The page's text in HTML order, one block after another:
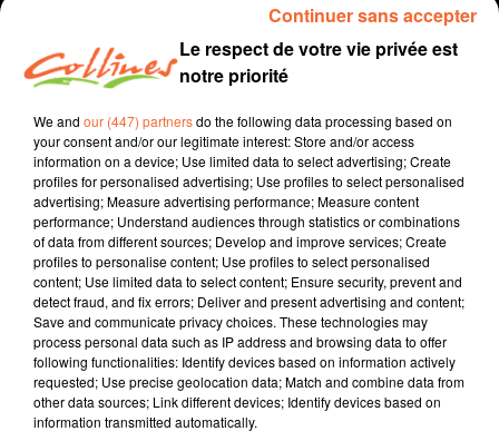
23 février 2026 - 12 min 40 sec
JOURNAL DU LUNDI 23 FÉVRIER (MIDI)
Fabien Gazeau
L'info près de chez vous
Présenté par Fabien Gazeau
- C'est à Bocapole que nous passons ce début de
journal, avec un événement à venir, la soirée Prestige
du CJD le 5 mars et un retour sur la soirée anniversaire
des 20 ans, très réussie avec Suzanne
- Le festival Melting Potes a annoncé sa tête d'affiche
pour la 6e édition les 17 et 18 juillet. Coeur de pirate se
Le respect de votre vie privée est
notre priorité
We and our (447) partnersdo the following data processing based on
your consent and/or our legitimate interest: Store and/or access
information on a device; Use limited data to select advertising; Create
profiles for personalised advertising; Use profiles to select personalised
advertising; Measure advertising performance; Measure content
performance; Understand audiences through statistics or combinations
of data from different sources; Develop and improve services; Create
profiles to personalise content; Use profiles to select personalised
content; Use limited data to select content; Ensure security, prevent and
detect fraud, and fix errors; Deliver and present advertising and content;
Save and communicate privacy choices. These technologies may
process personal data such as IP address and browsing data to offer
following functionalities: Identify devices based on information actively
requested; Use precise geolocation data; Match and combine data from
other data sources; Link different devices; Identify devices based on
information transmitted automatically.
Continuer sans accepter